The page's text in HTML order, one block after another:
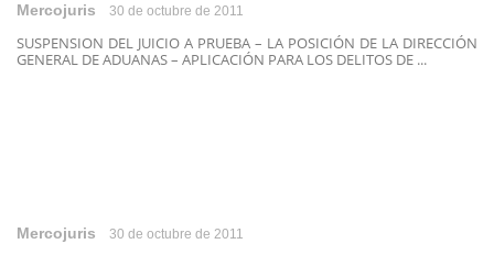
Mercojuris 30 de octubre de 2011
SUSPENSION DEL JUICIO A PRUEBA – LA POSICIÓN DE LA DIRECCIÓN
GENERAL DE ADUANAS – APLICACIÓN PARA LOS DELITOS DE ...
Mercojuris 30 de octubre de 2011